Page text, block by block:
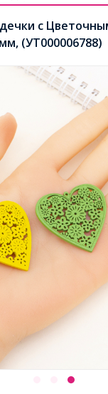
с
(УТ000006788)